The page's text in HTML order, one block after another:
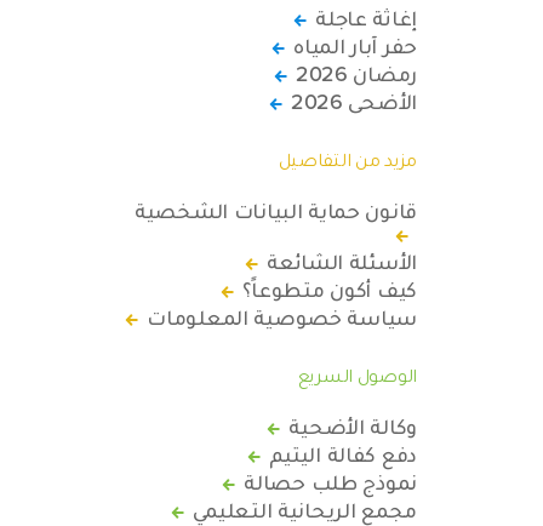
إغاثة عاجلة
حفر آبار المياه
رمضان 2026
الأضحى 2026
مزيد من التفاصيل
قانون حماية البيانات الشخصية
الأسئلة الشائعة
كيف أكون متطوعاً؟
سياسة خصوصية المعلومات
الوصول السريع
وكالة الأضحية
دفع كفالة اليتيم
نموذج طلب حصالة
مجمع الريحانية التعليمي